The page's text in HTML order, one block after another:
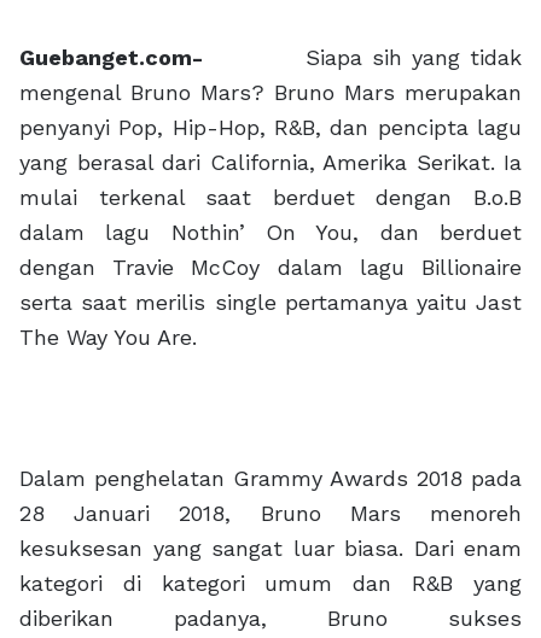
Guebanget.com-
Siapa sih yang tidak
mengenal Bruno Mars? Bruno Mars merupakan
penyanyi Pop, Hip-Hop, R&B, dan pencipta lagu
yang berasal dari California, Amerika Serikat. Ia
mulai terkenal saat berduet dengan B.o.B
dalam lagu Nothin’ On You, dan berduet
dengan Travie McCoy dalam lagu Billionaire
serta saat merilis single pertamanya yaitu Jast
The Way You Are.
Dalam penghelatan Grammy Awards 2018 pada
28 Januari 2018, Bruno Mars menoreh
kesuksesan yang sangat luar biasa. Dari enam
kategori di kategori umum dan R&B yang
diberikan padanya, Bruno sukses